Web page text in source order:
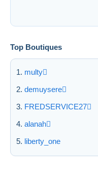
Top Boutiques
multy
demuysere
FREDSERVICE27
alanah
liberty_one